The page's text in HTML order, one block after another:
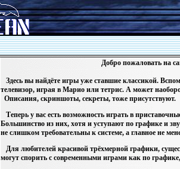
Добро пожаловать на
Здесь вы найдёте игры уже ставшие классикой.
телевизор, играя в Марио или тетрис. А может
Описания, скриншоты, секреты, тоже присутствуют.
Теперь у вас есть возможность играть в
Большинство из них, хотя и уступают по графике и
не слишком требовательны к системе, а главное не
Для любителей красивой трёхмерной графики,
могут спорить с современными играми как по